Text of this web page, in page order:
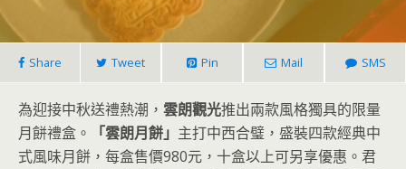
Share Tweet Pin Mail SMS
為迎接中秋送禮熱潮， 雲朗觀光推出兩款風格獨具的限量
月餅禮盒。
「雲朗月餅」 主打中西合璧，盛裝四款經典中
式風味月餅，每盒售價980元，十盒以上可另享優惠。君